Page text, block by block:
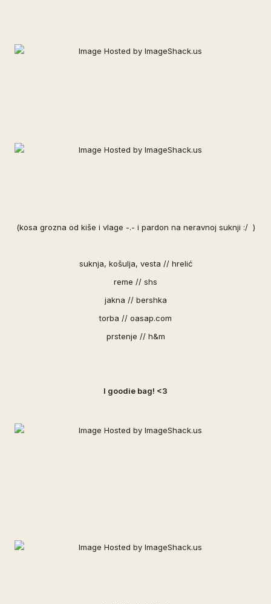
(kosa grozna od kiše i vlage -.- i pardon na neravnoj suknji :/ )
suknja, košulja, vesta // hrelić
reme // shs
jakna // bershka
torba // oasap.com
prstenje // h&m
I goodie bag! <3